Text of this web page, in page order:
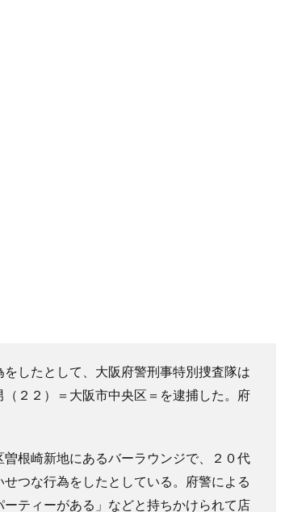
したとして、大阪府警刑事特別捜査隊は
２２）＝大阪市中央区＝を逮捕した。府
根崎新地にあるバーラウンジで、２０代
つな行為をしたとしている。府警による
ティーがある」などと持ちかけられて店